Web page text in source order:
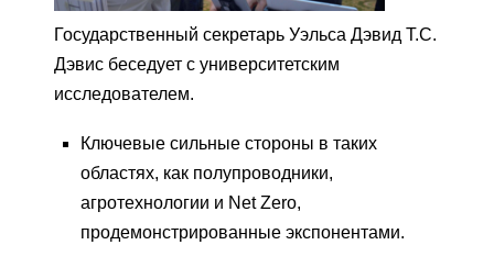
Государственный секретарь Уэльса Дэвид Т.С.
Дэвис беседует с университетским
исследователем.
Ключевые сильные стороны в таких
областях, как полупроводники,
агротехнологии и Net Zero,
продемонстрированные экспонентами.